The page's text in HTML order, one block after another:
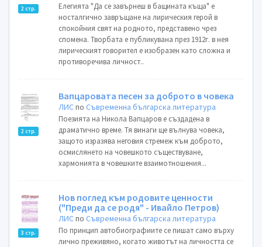
2 стр.
Елегията "Да се завърнеш в бащината къща" е
носталгично завръщане на лирическия герой в
спокойния свят на родното, представено чрез
спомена. Творбата е публикувана през 1912г. в нея
лирическият говорител е изобразен като сложна и
противоречива личност..
2 стр.
Вапцаровата песен за доброто в човека
ЛИСпоСъвременна българска литература
Поезията на Никола Вапцаров е създадена в
драматично време. Тя винаги ще вълнува човека,
защото изразява неговия стремеж към доброто,
осмислянето на човешкото съществуване,
хармонията в човешките взаимотношения...
3 стр.
Нов поглед към родовите ценности
("Преди да се родя" - Ивайло Петров)
ЛИСпоСъвременна българска литература
По принцип автобиографиите се пишат само върху
лично преживяно, когато животът на личността се